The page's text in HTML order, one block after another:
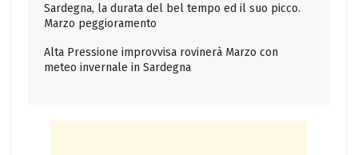
Sardegna, la durata del bel tempo ed il suo picco.
Marzo peggioramento
Alta Pressione improvvisa rovinerà Marzo con
meteo invernale in Sardegna